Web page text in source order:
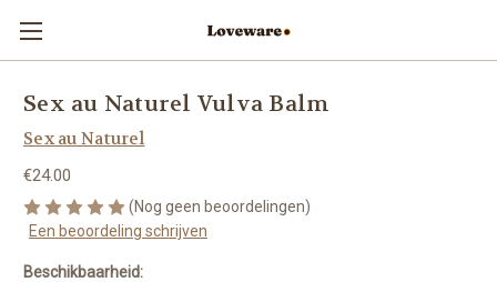
Sex au Naturel Vulva Balm
Sex au Naturel
€24.00
(Nog geen beoordelingen)
Een beoordeling schrijven
Beschikbaarheid: